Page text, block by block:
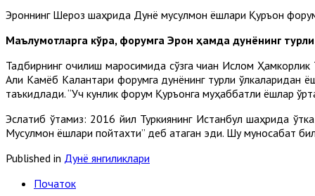
Эроннинг Шероз шаҳрида Дунё мусулмон ёшлари Қуръон
Маълумотларга кўра, форумга Эрон ҳамда дунёнинг
Тадбирнинг очилиш маросимида сўзга чиққан Ислом
Али Камёб Калантари форумга дунёнинг турли ўлкаларидан
таъкидлади. “Уч кунлик форум Қуръонга муҳаббатли ёшлар
Эслатиб ўтамиз: 2016 йил Туркиянинг Истанбул шаҳрида
Мусулмон ёшлари пойтахти” деб атаган эди. Шу муносабат
Published in Дунё янгиликлари
Початок